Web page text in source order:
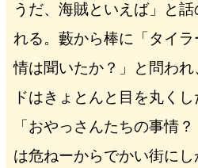
うだ、海賊といえば」と
れる。藪から棒に「タイ
情は聞いたか？」と問わ
ドはきょとんと目を丸く
「おやっさんたちの事情
は危ねーからでかい街に